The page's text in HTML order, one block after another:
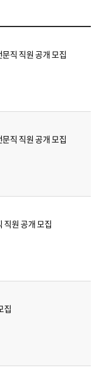
직 직원 공개 모집
직 직원 공개 모집
직원 공개 모집
집